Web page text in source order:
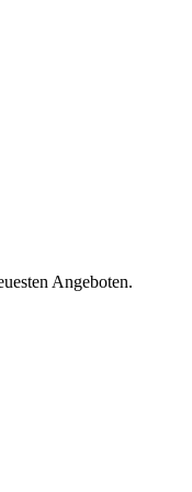
Angeboten.